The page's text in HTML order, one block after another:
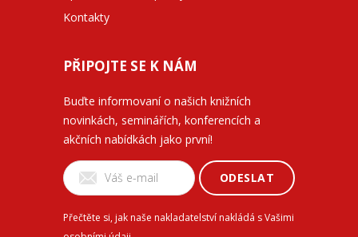
Kontakty
PŘIPOJTE SE K NÁM
Buďte informovaní o našich knižních
novinkách, seminářích, konferencích a
akčních nabídkách jako první!
ODESLAT
Přečtěte si, jak naše nakladatelství nakládá s Vašimi